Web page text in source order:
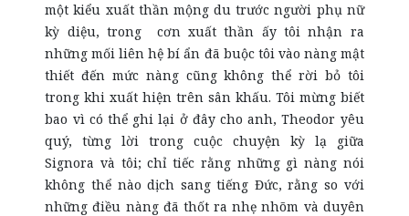
một kiểu xuất thần mộng du trước người phụ nữ
kỳ diệu, trong cơn xuất thần ấy tôi nhận ra
những mối liên hệ bí ẩn đã buộc tôi vào nàng mật
thiết đến mức nàng cũng không thể rời bỏ tôi
trong khi xuất hiện trên sân khấu. Tôi mừng biết
bao vì có thể ghi lại ở đây cho anh, Theodor yêu
quý, từng lời trong cuộc chuyện kỳ lạ giữa
Signora và tôi; chỉ tiếc rằng những gì nàng nói
không thể nào dịch sang tiếng Đức, rằng so với
những điều nàng đã thốt ra nhẹ nhõm và duyên